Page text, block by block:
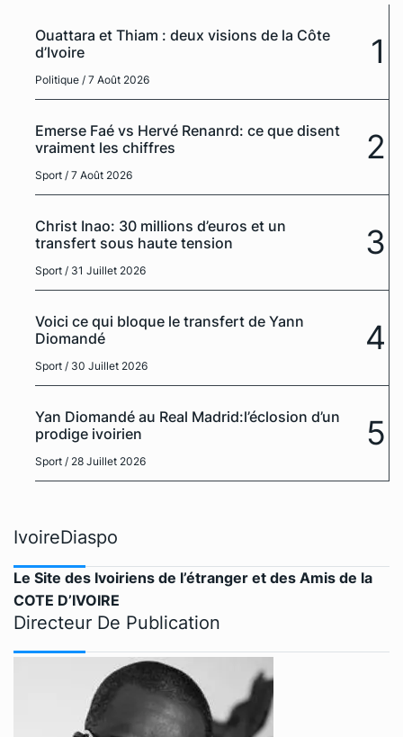
Ouattara et Thiam : deux visions de la Côte
d’Ivoire
Politique / 7 Août 2026
1
Emerse Faé vs Hervé Renanrd: ce que disent
vraiment les chiffres
Sport / 7 Août 2026
2
Christ Inao: 30 millions d’euros et un
transfert sous haute tension
Sport / 31 Juillet 2026
3
Voici ce qui bloque le transfert de Yann
Diomandé
Sport / 30 Juillet 2026
4
Yan Diomandé au Real Madrid:l’éclosion d’un
prodige ivoirien
Sport / 28 Juillet 2026
5
IvoireDiaspo
Le Site des Ivoiriens de l’étranger et des Amis de la
COTE D’IVOIRE
Directeur De Publication